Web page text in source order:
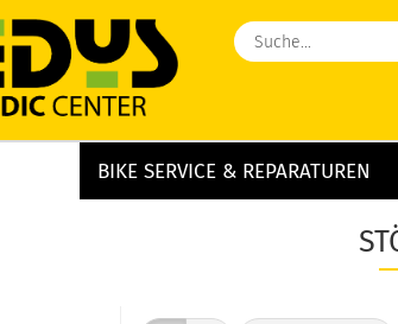
BIKE SERVICE & REPARATUREN
Nordic Winter » Stöcke